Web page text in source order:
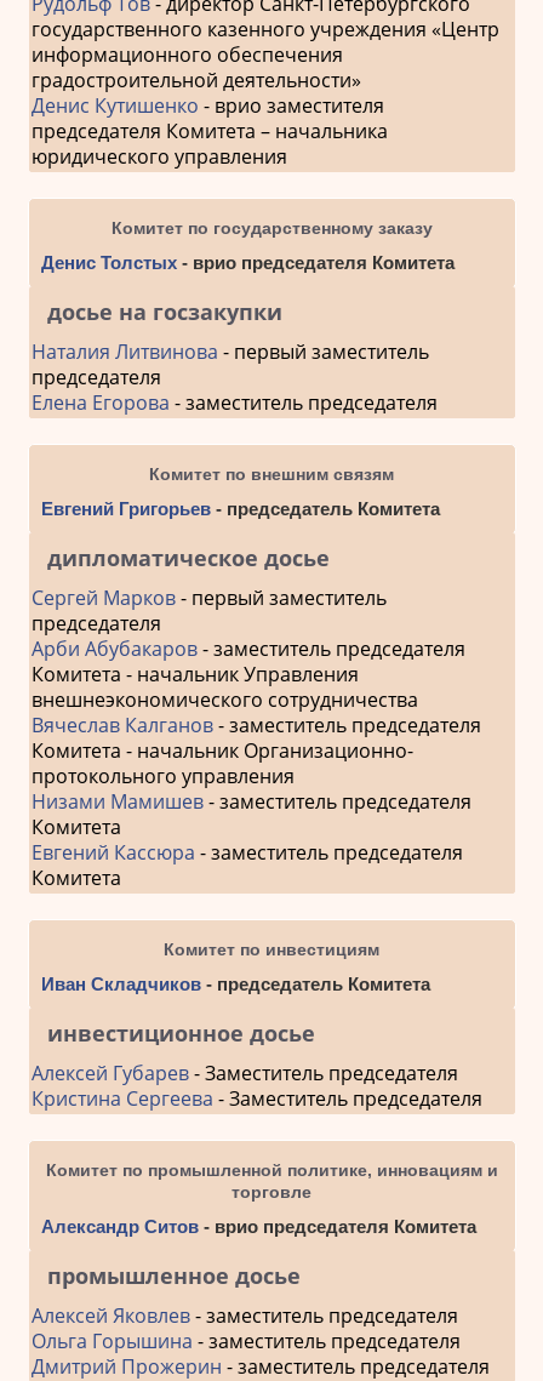
государственного казенного учреждения «Центр
информационного обеспечения
градостроительной деятельности»
Денис Кутишенко - врио заместителя
председателя Комитета – начальника
юридического управления
Комитет по государственному заказу
Денис Толстых- врио председателя Комитета
досье на госзакупки
Наталия Литвинова - первый заместитель
председателя
Елена Егорова - заместитель председателя
Комитет по внешним связям
Евгений Григорьев- председатель Комитета
дипломатическое досье
Сергей Марков- первый заместитель
председателя
Арби Абубакаров- заместитель председателя
Комитета - начальник Управления
внешнеэкономического сотрудничества
Вячеслав Калганов- заместитель председателя
Комитета - начальник Организационно-
протокольного управления
Низами Мамишев- заместитель председателя
Комитета
Евгений Кассюра - заместитель председателя
Комитета
Комитет по инвестициям
Иван Складчиков- председатель Комитета
инвестиционное досье
Алексей Губарев- Заместитель председателя
Кристина Сергеева - Заместитель председателя
Комитет по промышленной политике, инновациям и
торговле
Александр Ситов- врио председателя Комитета
промышленное досье
Алексей Яковлев- заместитель председателя
Ольга Горышина - заместитель председателя
Дмитрий Прожерин - заместитель председателя